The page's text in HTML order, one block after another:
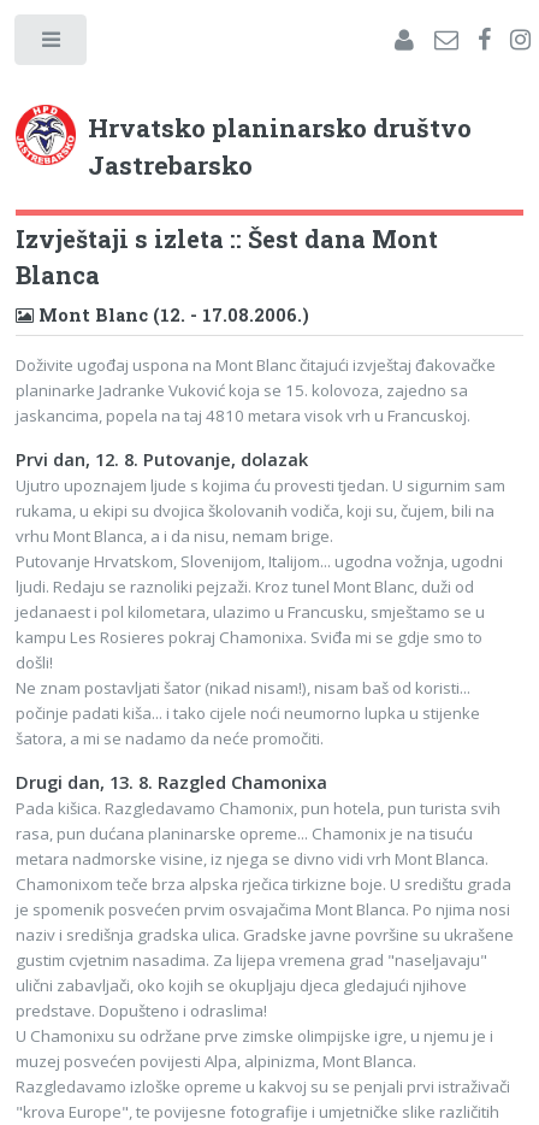
Hrvatsko planinarsko društvo
Jastrebarsko
Izvještaji s izleta :: Šest dana Mont
Blanca
Mont Blanc (12. - 17.08.2006.)
Doživite ugođaj uspona na Mont Blanc čitajući izvještaj đakovačke
planinarke Jadranke Vuković koja se 15. kolovoza, zajedno sa
jaskancima, popela na taj 4810 metara visok vrh u Francuskoj.
Prvi dan, 12. 8. Putovanje, dolazak
Ujutro upoznajem ljude s kojima ću provesti tjedan. U sigurnim sam
rukama, u ekipi su dvojica školovanih vodiča, koji su, čujem, bili na
vrhu Mont Blanca, a i da nisu, nemam brige.
Putovanje Hrvatskom, Slovenijom, Italijom... ugodna vožnja, ugodni
ljudi. Redaju se raznoliki pejzaži. Kroz tunel Mont Blanc, duži od
jedanaest i pol kilometara, ulazimo u Francusku, smještamo se u
kampu Les Rosieres pokraj Chamonixa. Sviđa mi se gdje smo to
došli!
Ne znam postavljati šator (nikad nisam!), nisam baš od koristi...
počinje padati kiša... i tako cijele noći neumorno lupka u stijenke
šatora, a mi se nadamo da neće promočiti.
Drugi dan, 13. 8. Razgled Chamonixa
Pada kišica. Razgledavamo Chamonix, pun hotela, pun turista svih
rasa, pun dućana planinarske opreme... Chamonix je na tisuću
metara nadmorske visine, iz njega se divno vidi vrh Mont Blanca.
Chamonixom teče brza alpska rječica tirkizne boje. U središtu grada
je spomenik posvećen prvim osvajačima Mont Blanca. Po njima nosi
naziv i središnja gradska ulica. Gradske javne površine su ukrašene
gustim cvjetnim nasadima. Za lijepa vremena grad "naseljavaju"
ulični zabavljači, oko kojih se okupljaju djeca gledajući njihove
predstave. Dopušteno i odraslima!
U Chamonixu su održane prve zimske olimpijske igre, u njemu je i
muzej posvećen povijesti Alpa, alpinizma, Mont Blanca.
Razgledavamo izloške opreme u kakvoj su se penjali prvi istraživači
"krova Europe", te povijesne fotografije i umjetničke slike različitih